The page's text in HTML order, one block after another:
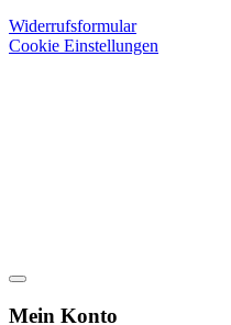
Widerrufsformular
Cookie Einstellungen
Mein Konto